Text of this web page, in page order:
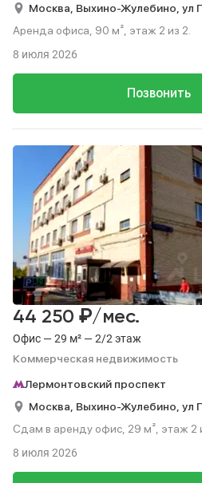
Москва, Выхино-Жулебино, ул
Аренда офиса, 90 м², этаж 2 из 2.
Позвонить
8 июля 2026
Офис — 29 м² — 2/2 этаж
Коммерческая недвижимость
44 250 ₽/мес.
Лермонтовский проспект
Москва, Выхино-Жулебино, ул
Сдам в аренду офис, 29 м², этаж 2
8 июля 2026